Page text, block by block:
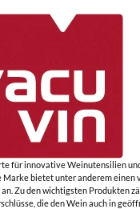
für innovative Weinutensilien
Marke bietet unter anderem einen
Zu den wichtigsten Produkten
die den Wein auch in